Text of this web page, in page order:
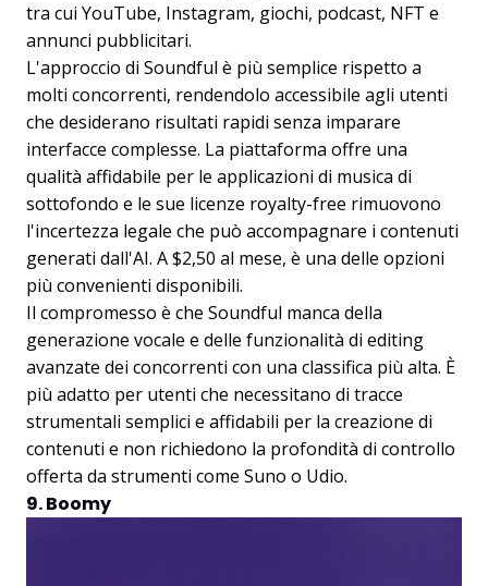
tra cui YouTube, Instagram, giochi, podcast, NFT e
annunci pubblicitari.
L'approccio di Soundful è più semplice rispetto a
molti concorrenti, rendendolo accessibile agli utenti
che desiderano risultati rapidi senza imparare
interfacce complesse. La piattaforma offre una
qualità affidabile per le applicazioni di musica di
sottofondo e le sue licenze royalty-free rimuovono
l'incertezza legale che può accompagnare i contenuti
generati dall'AI. A $2,50 al mese, è una delle opzioni
più convenienti disponibili.
Il compromesso è che Soundful manca della
generazione vocale e delle funzionalità di editing
avanzate dei concorrenti con una classifica più alta. È
più adatto per utenti che necessitano di tracce
strumentali semplici e affidabili per la creazione di
contenuti e non richiedono la profondità di controllo
offerta da strumenti come Suno o Udio.
9. Boomy